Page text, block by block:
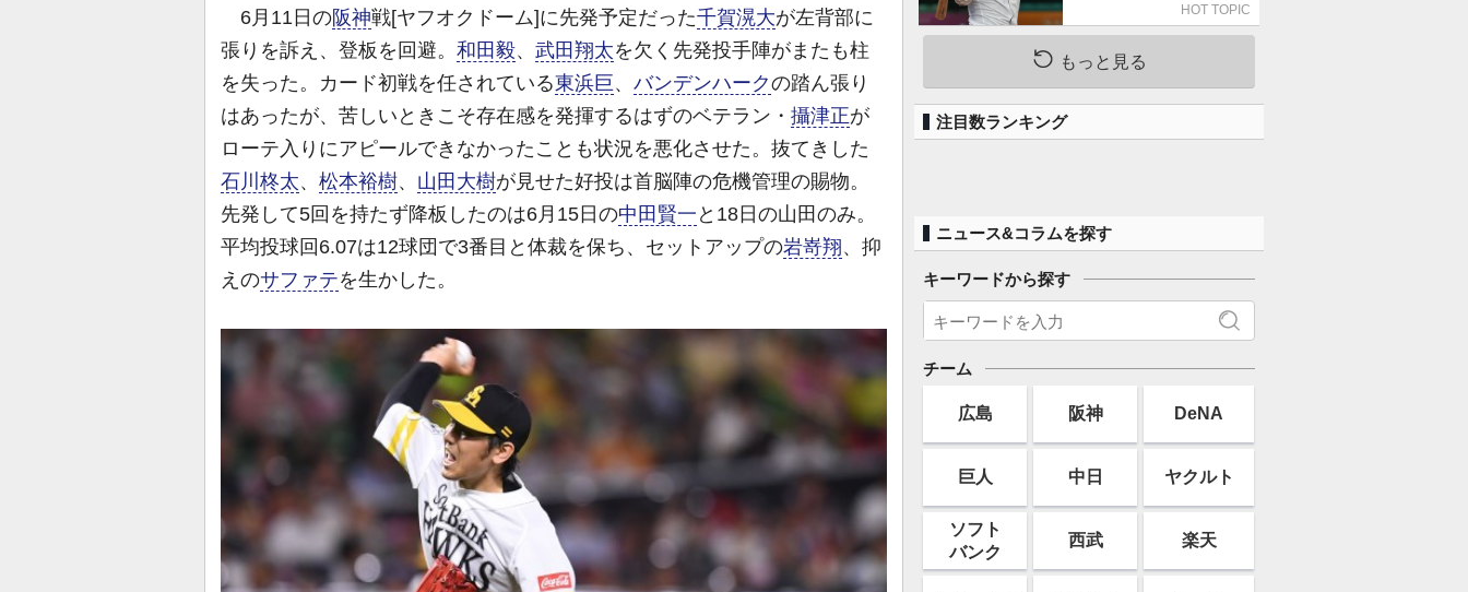
6月11日の阪神戦[ヤフオクドーム]に先発予定だった千賀滉大が左背部に
張りを訴え、登板を回避。 和田毅、 武田翔太を欠く先発投手陣がまたも柱
を失った。カード初戦を任されている東浜巨、 バンデンハークの踏ん張り
はあったが、苦しいときこそ存在感を発揮するはずのベテラン・ 攝津正が
ローテ入りにアピールできなかったことも状況を悪化させた。抜てきした
石川柊太、 松本裕樹、 山田大樹が見せた好投は首脳陣の危機管理の賜物。
先発して5回を持たず降板したのは6月15日の中田賢一 と18日の山田のみ。
平均投球回6.07は12球団で3番目と体裁を保ち、セットアップの岩嵜翔 、抑
えのサファテを生かした。
らす西武 象徴は高
卒新人・横田蒼和
HOT TOPIC
もっと見る
注目数ランキング
ニュース&コラムを探す
キーワードから探す
チーム
広島 阪神 DeNA
巨人 中日 ヤクルト
ソフト
バンク
西武 楽天